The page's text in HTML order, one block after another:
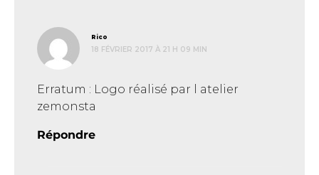
Rico
18 FÉVRIER 2017 À 21 H 09 MIN
Erratum : Logo réalisé par l atelier
zemonsta
Répondre